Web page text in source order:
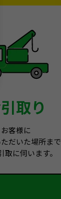
取り
お客様に
だいた場所まで
取に伺います。